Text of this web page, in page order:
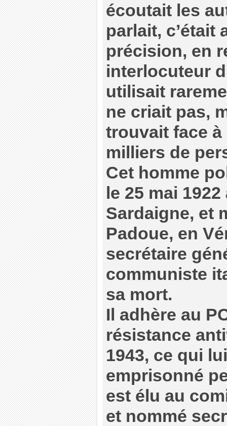
écoutait les
parlait, c’était
précision, en
interlocuteur
utilisait
ne criait pas,
trouvait face
milliers de
Cet homme
le 25 mai
Sardaigne, et
Padoue, en
secrétaire
communiste
sa mort.
Il adhère au
résistance
1943, ce qui
emprisonné
est élu au
et nommé